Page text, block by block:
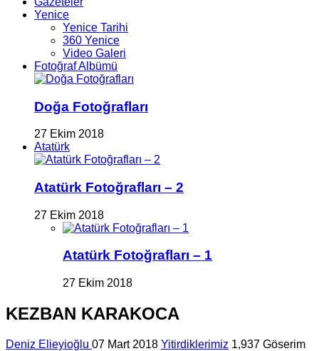
Yenice
Yenice Tarihi
360 Yenice
Video Galeri
Fotoğraf Albümü
Doğa Fotoğrafları
27 Ekim 2018
Atatürk
Atatürk Fotoğrafları – 2
27 Ekim 2018
Atatürk Fotoğrafları – 1
27 Ekim 2018
KEZBAN KARAKOCA
Deniz Elieyioğlu 07 Mart 2018 Yitirdiklerimiz 1,937 Göserim